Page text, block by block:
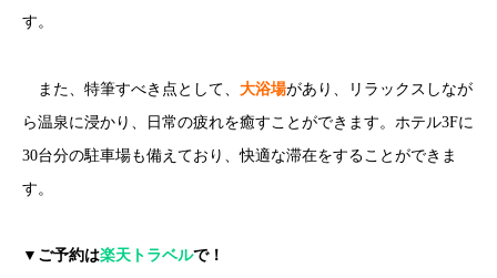
す。
また、特筆すべき点として、 大浴場があり、リラックスしなが
ら温泉に浸かり、日常の疲れを癒すことができます。ホテル3Fに
30台分の駐車場も備えており、快適な滞在をすることができま
す。
▼ご予約は楽天トラベルで！